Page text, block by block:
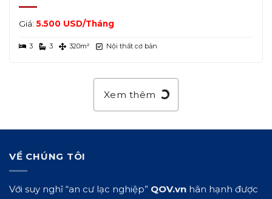
Giá:5.500 USD/Tháng
3 3 320m² Nội thất cơ bản
Xem thêm
VỀ CHÚNG TÔI
Với suy nghĩ “an cư lạc nghiệp” QOV.vn hân hạnh được